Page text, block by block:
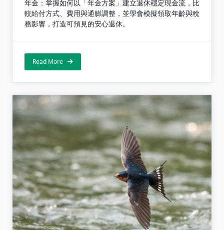
年金：掌握如何以「年金方案」建立退休穩定現金流，比
較給付方式、費用與通膨調整，並學會模擬領取年齡與稅
務影響，打造可預見的安心退休。
Read More